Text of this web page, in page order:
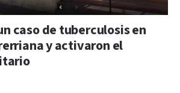
caso de tuberculosis en
y activaron el